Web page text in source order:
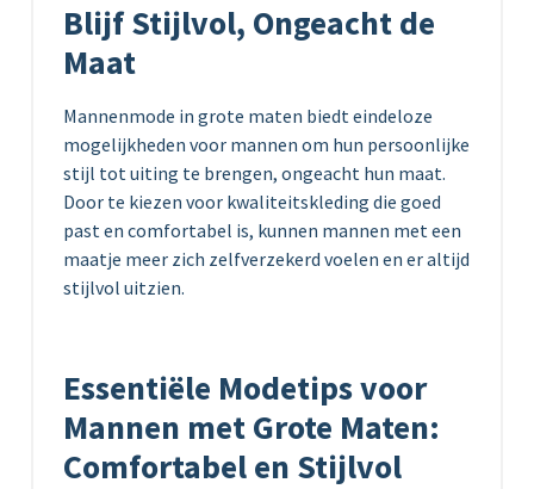
Blijf Stijlvol, Ongeacht de
Maat
Mannenmode in grote maten biedt eindeloze
mogelijkheden voor mannen om hun persoonlijke
stijl tot uiting te brengen, ongeacht hun maat.
Door te kiezen voor kwaliteitskleding die goed
past en comfortabel is, kunnen mannen met een
maatje meer zich zelfverzekerd voelen en er altijd
stijlvol uitzien.
Essentiële Modetips voor
Mannen met Grote Maten:
Comfortabel en Stijlvol